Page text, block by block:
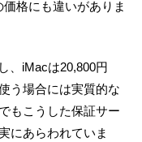
格にも違いがありま
、iMacは20,800円
う場合には実質的な
もこうした保証サー
にあらわれていま